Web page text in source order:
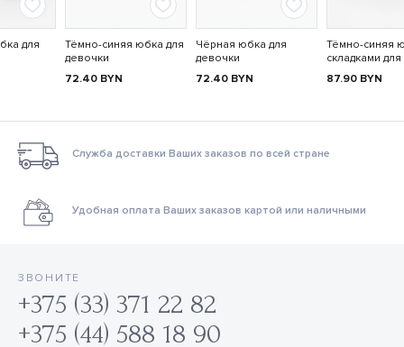
для
Тёмно-синяя юбка для
девочки
72.40 BYN
Чёрная юбка для
девочки
72.40 BYN
Тёмно-синяя
складками
87.90 BYN
Служба доставки Ваших заказов по всей стране
Удобная оплата Ваших заказов картой или наличными
ЗВОНИТЕ
+375 (33) 371 22 82
+375 (44) 588 18 90